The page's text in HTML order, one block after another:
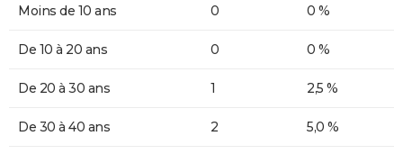
Moins de 10 ans 0 0 %
De 10 à 20 ans 0 0 %
De 20 à 30 ans 1 2,5 %
De 30 à 40 ans 2 5,0 %